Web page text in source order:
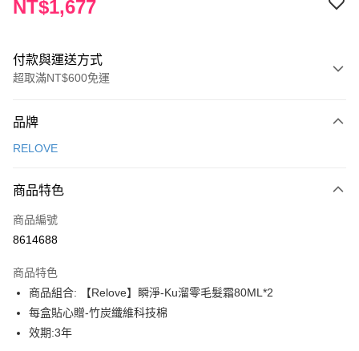
NT$1,677
付款與運送方式
超取滿NT$600免運
信用卡一次付款
LINE Pay
Apple Pay
悠遊付
Google Pay
全盈+PAY
品牌
RELOVE
商品特色
商品編號
8614688
商品特色
商品組合: 【Relove】瞬淨-Ku溜零毛髮霜80ML*2
每盒貼心贈-竹炭纖維科技棉
效期:3年